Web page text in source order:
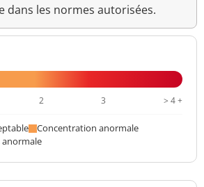
dans les normes autorisées.
2 3 > 4 +
Concentration anormale